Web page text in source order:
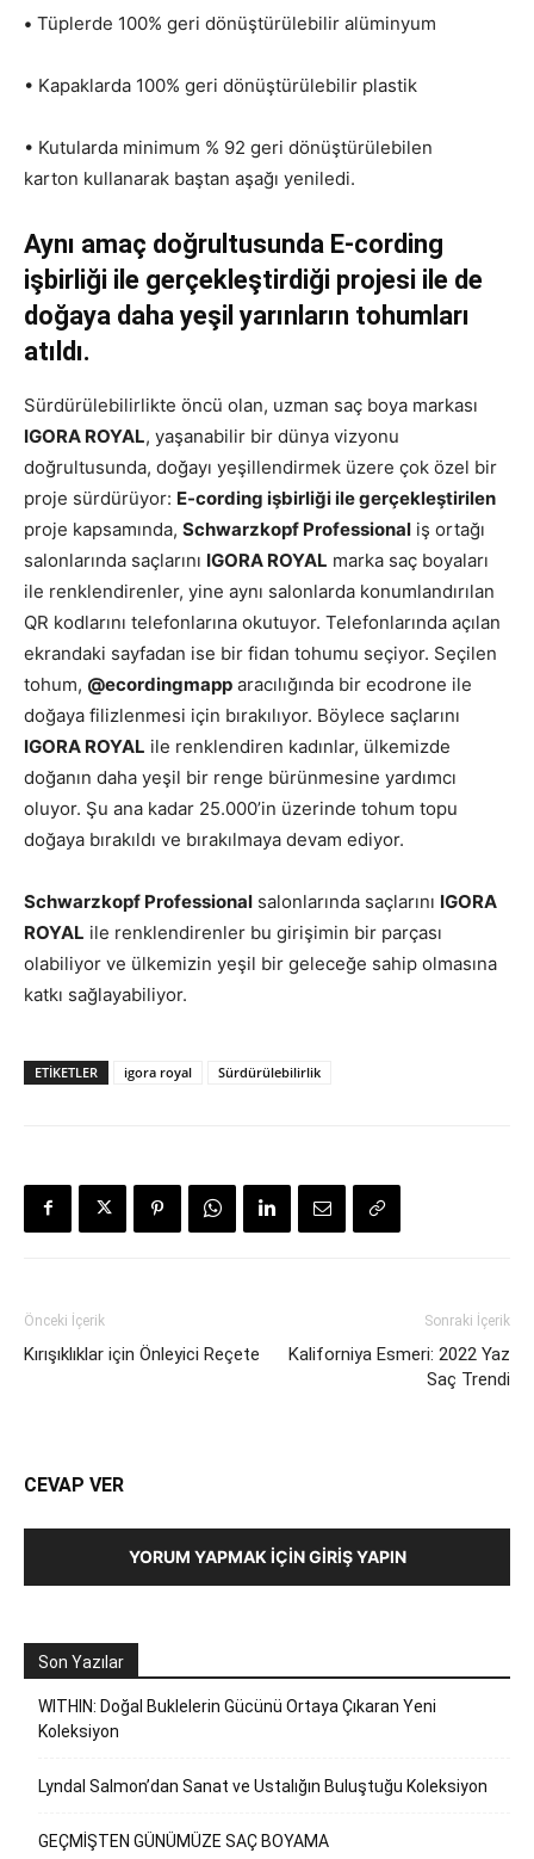
• Tüplerde 100% geri dönüştürülebilir alüminyum
• Kapaklarda 100% geri dönüştürülebilir plastik
• Kutularda minimum % 92 geri dönüştürülebilen
karton kullanarak baştan aşağı yeniledi.
Aynı amaç doğrultusunda E-cording
işbirliği ile gerçekleştirdiği projesi ile de
doğaya daha yeşil yarınların tohumları
atıldı.
Sürdürülebilirlikte öncü olan, uzman saç boya markası
IGORA ROYAL, yaşanabilir bir dünya vizyonu
doğrultusunda, doğayı yeşillendirmek üzere çok özel bir
proje sürdürüyor: E-cording işbirliği ile gerçekleştirilen
proje kapsamında, Schwarzkopf Professional iş ortağı
salonlarında saçlarını IGORA ROYAL marka saç boyaları
ile renklendirenler, yine aynı salonlarda konumlandırılan
QR kodlarını telefonlarına okutuyor. Telefonlarında açılan
ekrandaki sayfadan ise bir fidan tohumu seçiyor. Seçilen
tohum, @ecordingmapp aracılığında bir ecodrone ile
doğaya filizlenmesi için bırakılıyor. Böylece saçlarını
IGORA ROYAL ile renklendiren kadınlar, ülkemizde
doğanın daha yeşil bir renge bürünmesine yardımcı
oluyor. Şu ana kadar 25.000’in üzerinde tohum topu
doğaya bırakıldı ve bırakılmaya devam ediyor.
Schwarzkopf Professional salonlarında saçlarını IGORA
ROYAL ile renklendirenler bu girişimin bir parçası
olabiliyor ve ülkemizin yeşil bir geleceğe sahip olmasına
katkı sağlayabiliyor.
ETIKETLER igora royal Sürdürülebilirlik
Önceki İçerik
Kırışıklıklar için Önleyici Reçete
Sonraki İçerik
Kaliforniya Esmeri: 2022 Yaz
Saç Trendi
CEVAP VER
YORUM YAPMAK İÇIN GIRIŞ YAPIN
Son Yazılar
WITHIN: Doğal Buklelerin Gücünü Ortaya Çıkaran Yeni
Koleksiyon
Lyndal Salmon’dan Sanat ve Ustalığın Buluştuğu Koleksiyon
GEÇMİŞTEN GÜNÜMÜZE SAÇ BOYAMA